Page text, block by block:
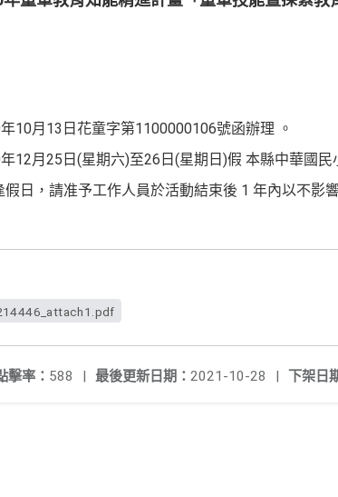
10月13日花童字第1100000106號函辦理 。
12月25日(星期六)至26日(星期日)假 本縣中華國民
日，請准予工作人員於活動結束後 1 年內以不影
下架日
最後更新日期： 2021-10-28 |
擊率： 588 |